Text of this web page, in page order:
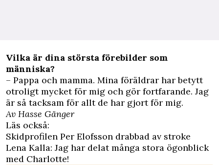
Vilka är dina största förebilder som
människa?
– Pappa och mamma. Mina föräldrar har betytt
otroligt mycket för mig och gör fortfarande. Jag
är så tacksam för allt de har gjort för mig.
Av Hasse Gänger
Läs också:
Skidprofilen Per Elofsson drabbad av stroke
Lena Kalla: Jag har delat många stora ögonblick
med Charlotte!